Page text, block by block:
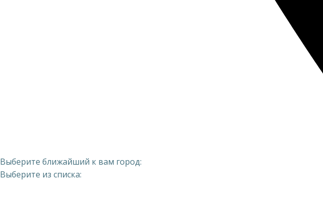
Выберите ближайший к вам город:
Выберите из списка: